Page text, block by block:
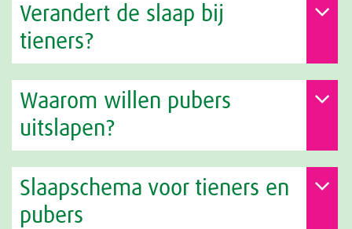
Verandert de slaap bij
tieners?
Waarom willen pubers
uitslapen?
Slaapschema voor tieners en
pubers